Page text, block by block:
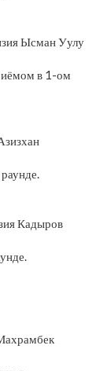
Ысман Уулу
в 1-ом
Кадыров